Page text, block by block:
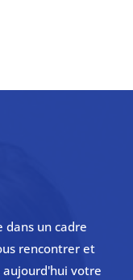
dans un cadre
rencontrer et
votre